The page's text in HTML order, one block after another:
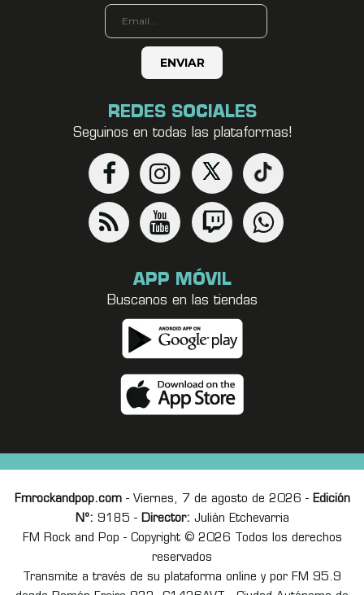
REDES SOCIALES
Seguinos en todas las plataformas!
APP MÓVIL
Buscanos en las tiendas
Fmrockandpop.com- Viernes, 7 de agosto de 2026 - Edición
Nº: 9185 - Director: Julián Etchevarria
FM Rock and Pop - Copyright © 2026 Todos los derechos
reservados
Transmite a través de su plataforma online y por FM 95.9